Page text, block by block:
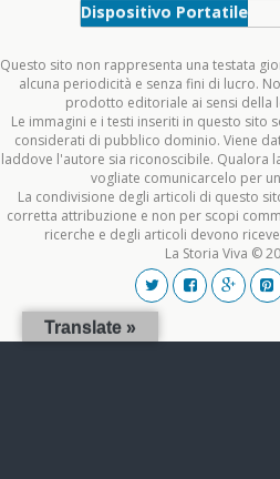
Dispositivo Portatile
Questo sito non rappresenta una testata
alcuna periodicità e senza fini di lucro.
prodotto editoriale ai sensi della
Le immagini e i testi inseriti in questo sito
considerati di pubblico dominio. Viene
laddove l'autore sia riconoscibile. Qualora
vogliate comunicarcelo per
La condivisione degli articoli di questo
corretta attribuzione e non per scopi
ricerche e degli articoli devono
La Storia Viva ©
Translate »